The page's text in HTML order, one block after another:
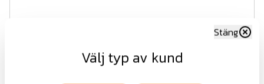
Välj typ av kund
Stäng